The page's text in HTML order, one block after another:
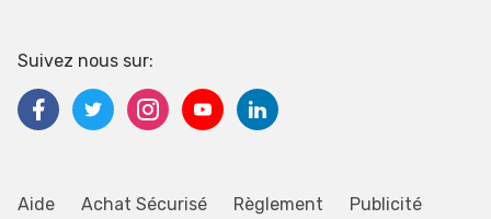
Aide Achat Sécurisé Règlement Publicité
Suivez nous sur: